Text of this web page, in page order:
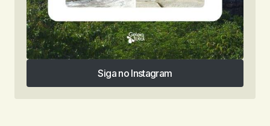
Siga no Instagram
Siga no Instagram